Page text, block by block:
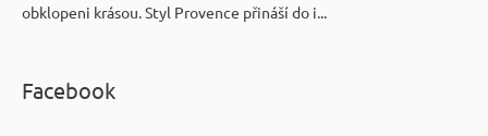
obklopeni krásou. Styl Provence přináší do i...
Facebook